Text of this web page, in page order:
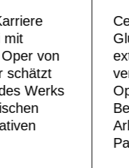
mit
von
schätzt
Werks